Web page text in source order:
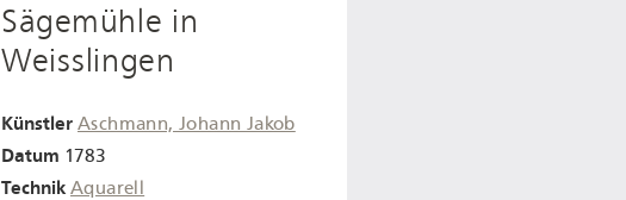
Sägemühle in
Weisslingen
Künstler Aschmann, Johann Jakob
Datum 1783
Technik Aquarell